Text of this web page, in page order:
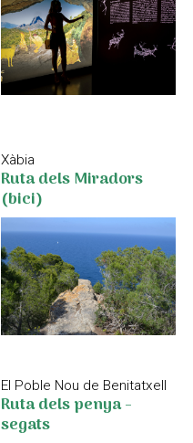
Xàbia
Ruta dels Miradors
(bici)
El Poble Nou de Benitatxell
Ruta dels penya -
segats